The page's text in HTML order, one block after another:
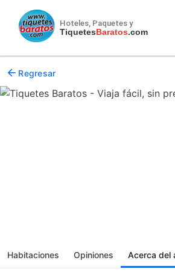
Hoteles, Paquetes y
TiquetesBaratos.com
Regresar
Habitaciones Opiniones Acerca del